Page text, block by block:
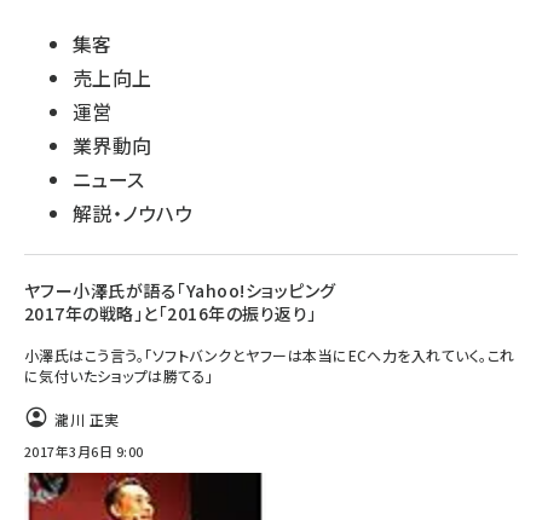
集客
売上向上
運営
業界動向
ニュース
解説・ノウハウ
ヤフー小澤氏が語る「Yahoo!ショッピング
2017年の戦略」と「2016年の振り返り」
小澤氏はこう言う。「ソフトバンクとヤフーは本当にECへ力を入れていく。これ
に気付いたショップは勝てる」
瀧川 正実
2017年3月6日 9:00